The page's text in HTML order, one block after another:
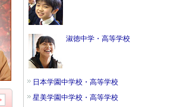
淑徳中学・高等学校
日本学園中学校・高等学校
星美学園中学校・高等学校